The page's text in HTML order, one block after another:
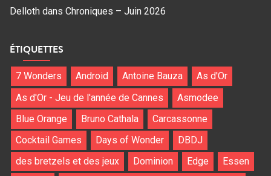
Delloth dans Chroniques – Juin 2026
ÉTIQUETTES
7 Wonders Android Antoine Bauza
As d'Or
As d'Or - Jeu de l'année de Cannes
Asmodee
Blue Orange
Bruno Cathala
Carcassonne
Cocktail Games
Days of Wonder
DBDJ
des bretzels et des jeux
Dominion Edge
Essen